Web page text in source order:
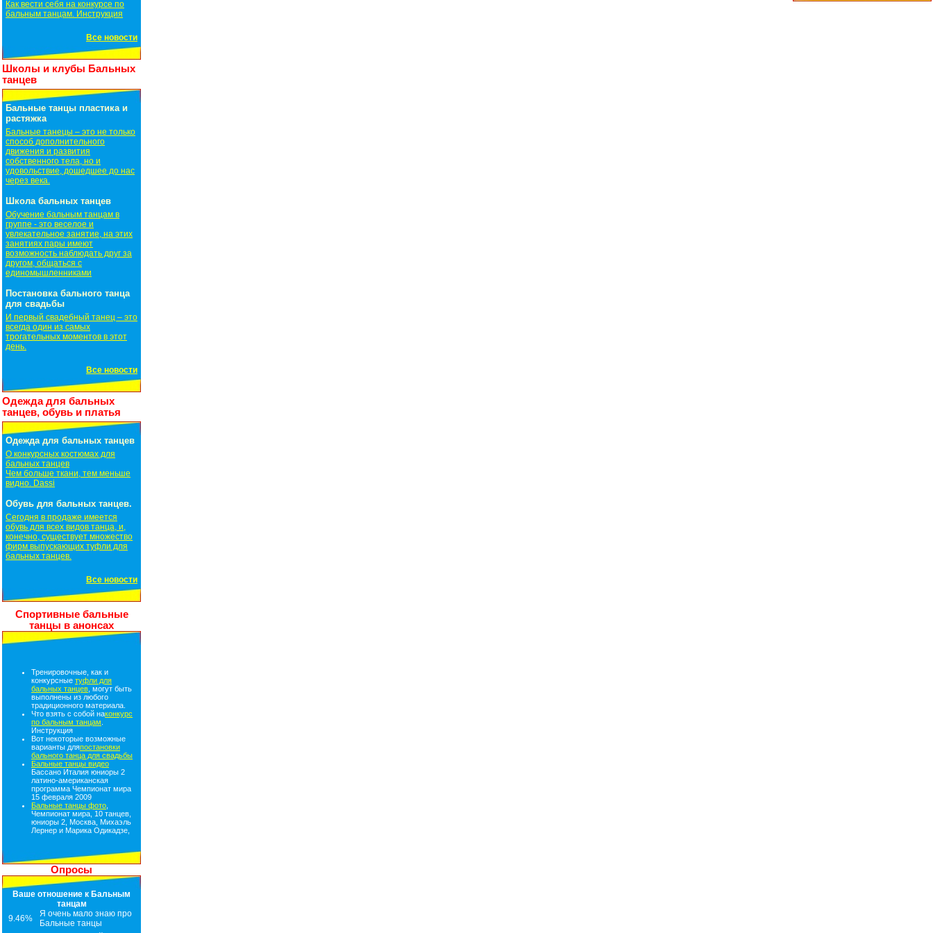
Как вести себя на конкурсе по
бальным танцам. Инструкция
Все новости
Школы и клубы Бальных
танцев
Бальные танцы пластика и
растяжка
Бальные танецы – это не только
способ дополнительного
движения и развития
собственного тела, но и
удовольствие, дошедшее до нас
через века.
Школа бальных танцев
Обучение бальным танцам в
группе - это веселое и
увлекательное занятие, на этих
занятиях пары имеют
возможность наблюдать друг за
другом, общаться с
единомышленниками
Постановка бального танца
для свадьбы
И первый свадебный танец – это
всегда один из самых
трогательных моментов в этот
день.
Все новости
Одежда для бальных
танцев, обувь и платья
Одежда для бальных танцев
О конкурсных костюмах для
бальных танцев
Чем больше ткани, тем меньше
видно. Dassi
Обувь для бальных танцев.
Сегодня в продаже имеется
обувь для всех видов танца, и,
конечно, существует множество
фирм выпускающих туфли для
бальных танцев.
Все новости
Спортивные бальные
танцы в анонсах
Тренировочные, как и
конкурсные туфли для
бальных танцев , могут быть
выполнены из любого
традиционного материала.
Что взять с собой наконкурс
по бальным танцам
Инструкция
Вот некоторые возможные
варианты дляпостановки
бального танца для свадьбы
Бальные танцы видео
Бассано Италия юниоры 2
латино-американская
программа Чемпионат мира
15 февраля 2009
Бальные танцы фото
Чемпионат мира, 10 танцев,
юниоры 2, Москва, Михаэль
Лернер и Марика Одикадзе,
Опросы
Ваше отношение к Бальным
танцам
9.46%
Я очень мало знаю про
Бальные танцы